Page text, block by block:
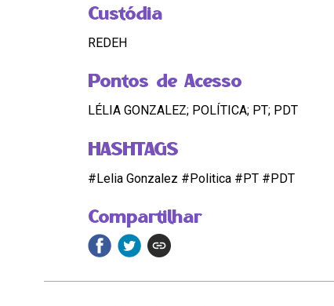
Compartilhar
Custódia
REDEH
Pontos de Acesso
LÉLIA GONZALEZ; POLÍTICA; PT; PDT
HASHTAGS
#Lelia Gonzalez #Politica #PT #PDT